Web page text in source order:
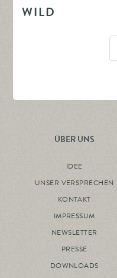
WILD
ÜBER UNS
IDEE
UNSER VERSPRECHEN
KONTAKT
IMPRESSUM
NEWSLETTER
PRESSE
DOWNLOADS